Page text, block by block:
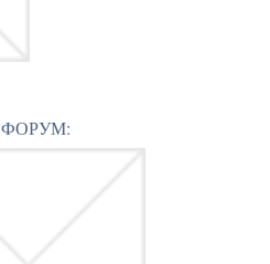
ФОРУМ: